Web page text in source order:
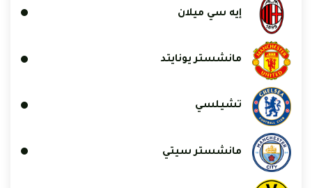
إيه سي ميلان
مانشستر يونايتد
تشيلسي
مانشستر سيتي